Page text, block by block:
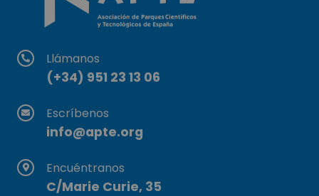
Llámanos
(+34) 951 23 13 06
Escríbenos
info@apte.org
Encuéntranos
C/Marie Curie, 35